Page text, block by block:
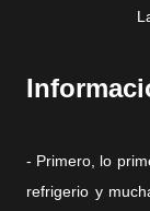
- Primero, lo
refrigerio y